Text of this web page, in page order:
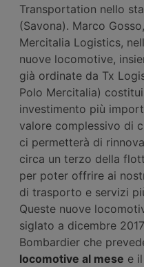
Transportation nello
(Savona). Marco
Mercitalia Logistics,
nuove locomotive,
già ordinate da Tx
Polo Mercitalia)
investimento più
valore complessivo di
ci permetterà di
circa un terzo della
per poter offrire ai
di trasporto e servizi
Queste nuove
siglato a dicembre
Bombardier che
locomotive al mese e